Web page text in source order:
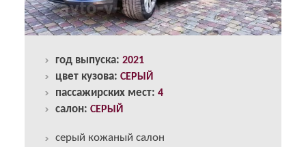
год выпуска:2021
цвет кузова:СЕРЫЙ
пассажирских мест:4
салон:СЕРЫЙ
серый кожаный салон